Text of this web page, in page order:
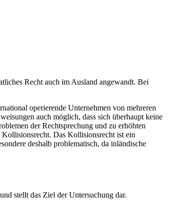
Recht auch im Ausland angewandt. Bei
operierende Unternehmen von mehreren
auch möglich, dass sich überhaupt keine
der Rechtsprechung und zu erhöhten
Das Kollisionsrecht ist ein
deshalb problematisch, da inländische
stellt das Ziel der Untersuchung dar.